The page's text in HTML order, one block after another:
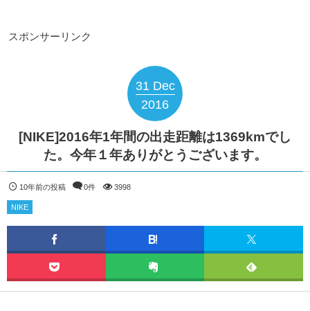
スポンサーリンク
31 Dec
2016
[NIKE]2016年1年間の出走距離は1369kmでし
た。今年１年ありがとうございます。
10年前の投稿 0件 3998
NIKE